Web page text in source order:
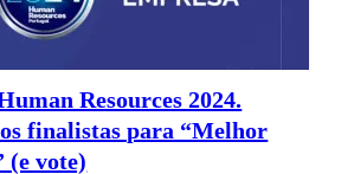
Resources 2024.
finalistas para “Melhor
(e vote)